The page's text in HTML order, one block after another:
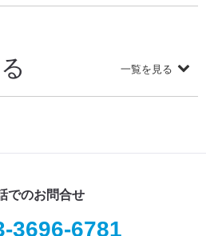
一覧を見る
でのお問合せ
3696-6781